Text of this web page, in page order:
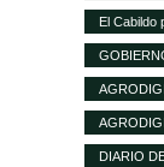
El Cabildo
cochino
medidas
ganadería
de las
complejo
DIARIO